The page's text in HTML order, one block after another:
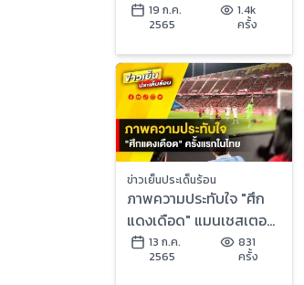
ลิเวอร์พูล เสียหาย 4 แสน
19 ก.ค.
2565
1.4k
ครั้ง
ข่าวเย็นประเด็นร้อน
ภาพความประทับใจ "ศึก
แดงเดือด" แมนเชสเตอร์
ยูไนเต็ด 4-0 ลิเวอร์พูล
13 ก.ค.
2565
831
ครั้ง